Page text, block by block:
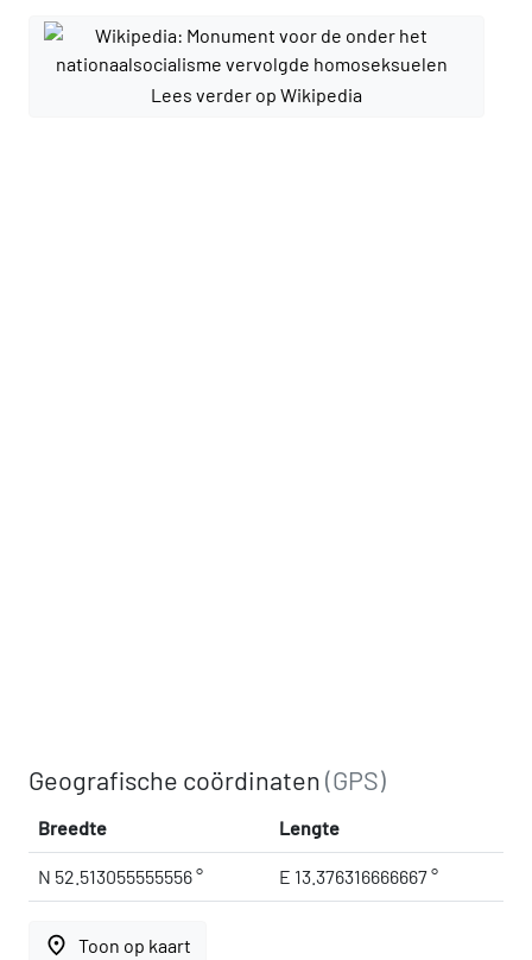
Lees verder op Wikipedia
Geografische coördinaten(GPS)
Breedte Lengte
N 52.513055555556 ° E 13.376316666667 °
place Toon op kaart